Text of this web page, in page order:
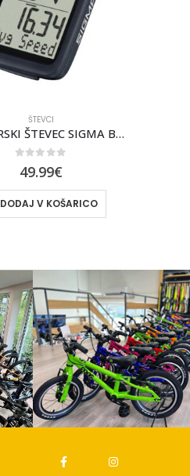
ŠTEVCI
KOLESARSKI ŠTEVEC SIGMA BC 8.0 WL ATS
49.99€
DODAJ V KOŠARICO